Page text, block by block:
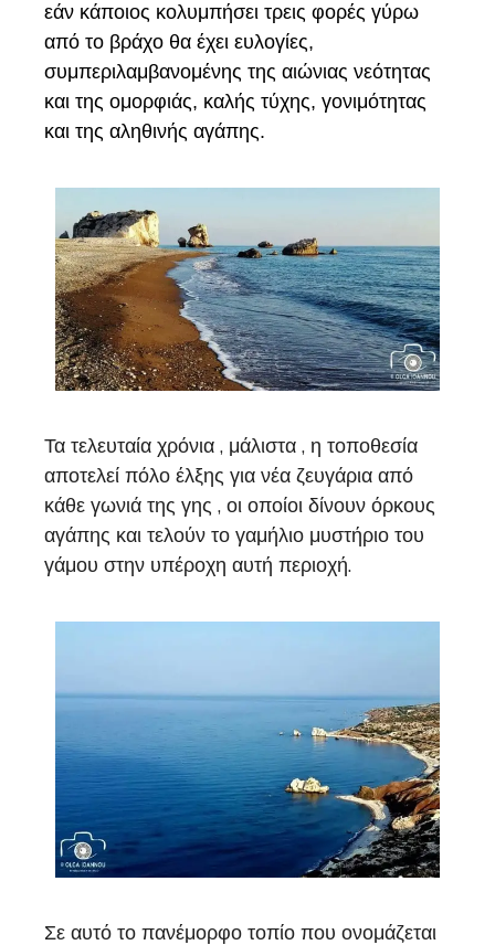
εάν κάποιος κολυμπήσει τρεις φορές γύρω
από το βράχο θα έχει ευλογίες,
συμπεριλαμβανομένης της αιώνιας νεότητας
και της ομορφιάς, καλής τύχης, γονιμότητας
και της αληθινής αγάπης.
Τα τελευταία χρόνια , μάλιστα , η τοποθεσία
αποτελεί πόλο έλξης για νέα ζευγάρια από
κάθε γωνιά της γης , οι οποίοι δίνουν όρκους
αγάπης και τελούν το γαμήλιο μυστήριο του
γάμου στην υπέροχη αυτή περιοχή.
Σε αυτό το πανέμορφο τοπίο που ονομάζεται